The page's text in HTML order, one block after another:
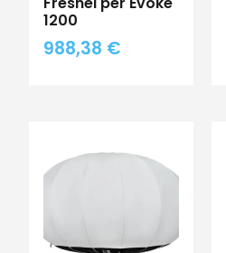
1200
988,38 €